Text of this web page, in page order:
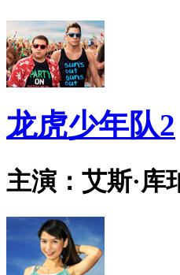
龙虎少年队2
主演：艾斯·库